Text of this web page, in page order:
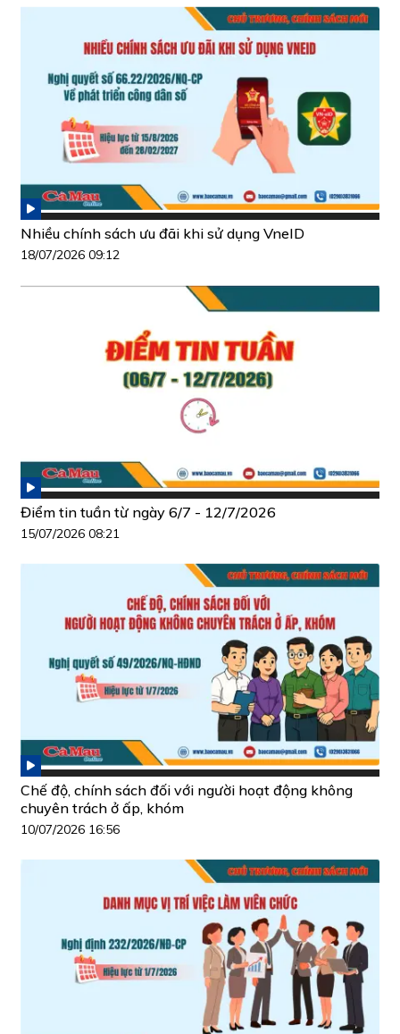
Nhiều chính sách ưu đãi khi sử dụng VneID
18/07/2026 09:12
Điểm tin tuần từ ngày 6/7 - 12/7/2026
15/07/2026 08:21
Chế độ, chính sách đối với người hoạt động không
chuyên trách ở ấp, khóm
10/07/2026 16:56